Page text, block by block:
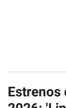
Estrenos